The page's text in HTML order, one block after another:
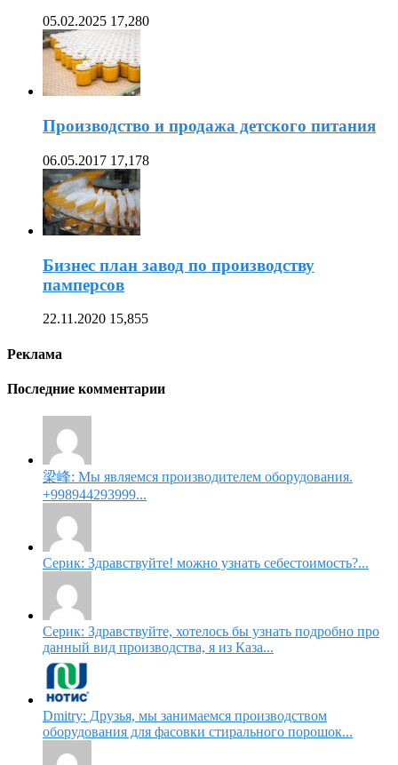
05.02.2025 17,280
Производство и продажа детского питания
06.05.2017 17,178
Бизнес план завод по производству
памперсов
22.11.2020 15,855
Реклама
Последние комментарии
梁峰: Мы являемся производителем оборудования.
+998944293999...
Серик: Здравствуйте! можно узнать себестоимость?...
Серик: Здравствуйте, хотелось бы узнать подробно про
данный вид производства, я из Каза...
Dmitry: Друзья, мы занимаемся производством
оборудования для фасовки стирального порошок...